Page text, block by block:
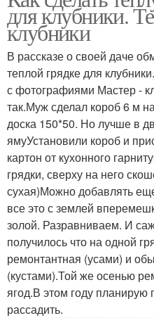
для клубники.
клубники
В рассказе о своей даче
теплой грядке для
с фотографиями Мастер -
так.Муж сделал короб 6 м
доска 150*50. Но лучше в
ямуУстановили короб и
картон от кухонного
грядки, сверху на него
сухая)Можно добавлять
все это с землей
золой. Разравниваем. И
получилось что на одной
ремонтантная (усами) и
(кустами).Той же осенью
ягод.В этом году планирую
рассадить.